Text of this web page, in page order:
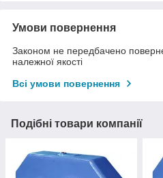
Умови повернення
Законом не передбачено
належної якості
Всі умови повернення
Подібні товари компанії